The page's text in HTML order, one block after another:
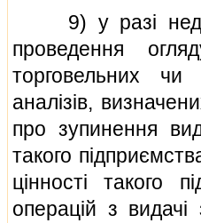
9) у разi
проведення
торговельних
аналiзiв,
про зупинення
такого
цiнностi такого
операцiй з видачi